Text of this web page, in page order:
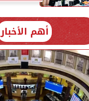
أهم الأخبار